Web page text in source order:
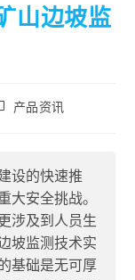
山边坡监
产品资讯
设的快速推
安全挑战。
涉及到人员生
坡监测技术实
基础是无可厚